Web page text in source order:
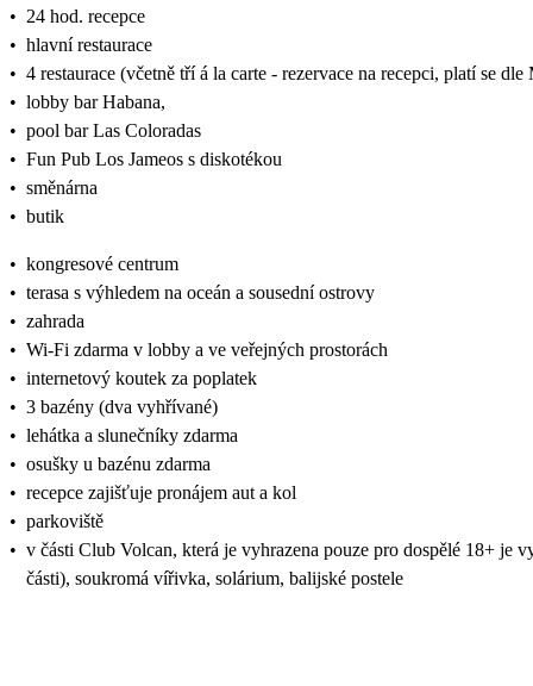
• 24 hod. recepce
• hlavní restaurace
• 4 restaurace (včetně tří á la carte - rezervace na recepci, platí se dle
• lobby bar Habana,
• pool bar Las Coloradas
• Fun Pub Los Jameos s diskotékou
• směnárna
• butik
• kongresové centrum
• terasa s výhledem na oceán a sousední ostrovy
• zahrada
• Wi-Fi zdarma v lobby a ve veřejných prostorách
• internetový koutek za poplatek
• 3 bazény (dva vyhřívané)
• lehátka a slunečníky zdarma
• osušky u bazénu zdarma
• recepce zajišťuje pronájem aut a kol
• parkoviště
• v části Club Volcan, která je vyhrazena pouze pro dospělé 18+ je
části), soukromá vířivka, solárium, balijské postele